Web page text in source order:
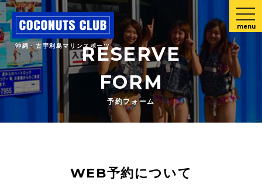
沖縄・古宇利島マリンスポーツ
menu
RESERVE
FORM
予約フォーム
WEB予約について